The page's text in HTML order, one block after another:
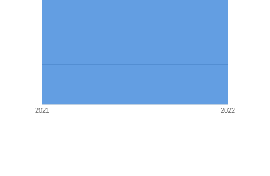
2021 2022